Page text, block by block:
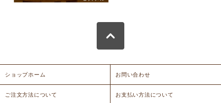
ショップホーム お問い合わせ
ご注文方法について お支払い方法について